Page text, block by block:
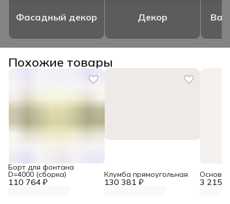
Фасадный декор Декор
Похожие товары
110 764 ₽
Борт для фонтана
D=4000 (сборка)
130 381 ₽
Клумба прямоугольная
3 215 ₽